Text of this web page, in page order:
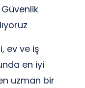
ev ve iş
en iyi
uzman bir